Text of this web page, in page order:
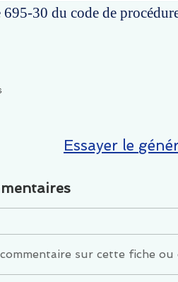
30 du code de
Essayer le
sur cette fiche ou